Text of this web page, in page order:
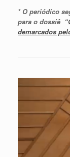
* O periódico
para o dossiê “
demarcados